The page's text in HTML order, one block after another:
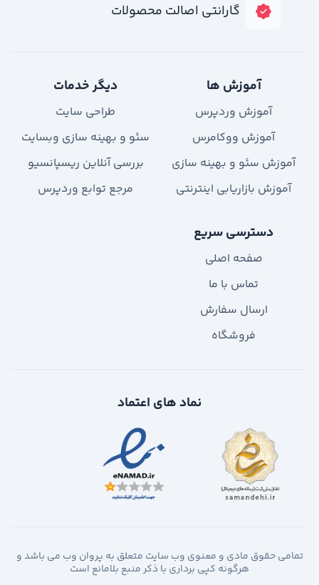
گارانتی اصالت محصولات
آموزش ها
آموزش وردپرس
آموزش ووکامرس
آموزش سئو و بهینه سازی
آموزش بازاریابی اینترنتی
دیگر خدمات
طراحی سایت
سئو و بهینه سازی وبسایت
بررسی آنلاین ریسپانسیو
مرجع توابع وردپرس
دسترسی سریع
صفحه اصلی
تماس با ما
ارسال سفارش
فروشگاه
نماد های اعتماد
تمامی حقوق مادی و معنوی وب سایت متعلق به پروان وب می باشد و
هرگونه کپی برداری با ذکر منبع بلامانع است